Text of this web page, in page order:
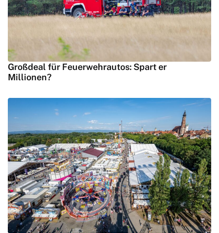
Großdeal für Feuerwehrautos: Spart er
Millionen?